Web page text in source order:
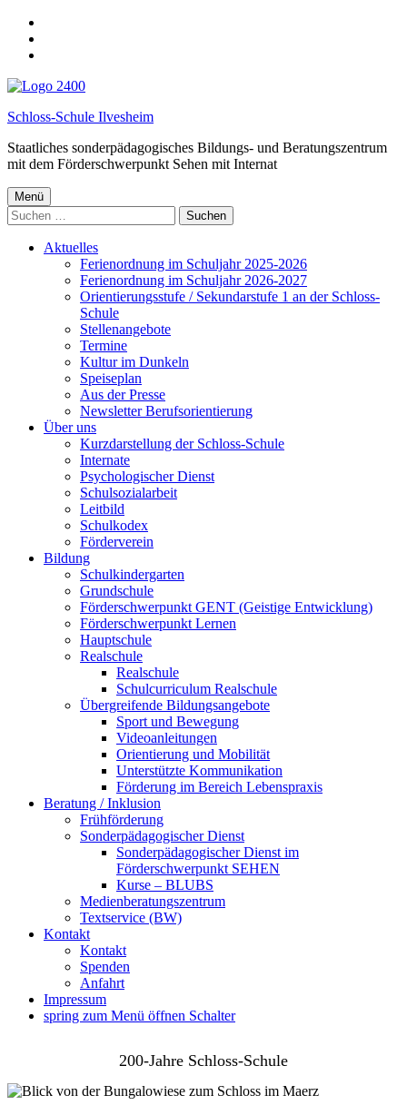
Fußzeile
Schloss-Schule Ilvesheim
Staatliches sonderpädagogisches Bildungs- und Beratungszentrum
mit dem Förderschwerpunkt Sehen mit Internat
Menü
Suchen
nach:
Aktuelles
Ferienordnung im Schuljahr 2025-2026
Ferienordnung im Schuljahr 2026-2027
Orientierungsstufe / Sekundarstufe 1 an der Schloss-
Schule
Stellenangebote
Termine
Kultur im Dunkeln
Speiseplan
Aus der Presse
Newsletter Berufsorientierung
Über uns
Kurzdarstellung der Schloss-Schule
Internate
Psychologischer Dienst
Schulsozialarbeit
Leitbild
Schulkodex
Förderverein
Bildung
Schulkindergarten
Grundschule
Förderschwerpunkt GENT (Geistige Entwicklung)
Förderschwerpunkt Lernen
Hauptschule
Realschule
Realschule
Schulcurriculum Realschule
Übergreifende Bildungsangebote
Sport und Bewegung
Videoanleitungen
Orientierung und Mobilität
Unterstützte Kommunikation
Förderung im Bereich Lebenspraxis
Beratung / Inklusion
Frühförderung
Sonderpädagogischer Dienst
Sonderpädagogischer Dienst im
Förderschwerpunkt SEHEN
Kurse – BLUBS
Medienberatungszentrum
Textservice (BW)
Kontakt
Kontakt
Spenden
Anfahrt
Impressum
spring zum Menü öffnen Schalter
200-Jahre Schloss-Schule